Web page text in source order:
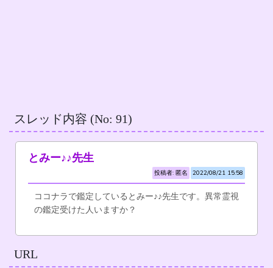
スレッド内容 (No: 91)
とみー♪♪先生
投稿者: 匿名 2022/08/21 15:58
ココナラで鑑定しているとみー♪♪先生です。異常霊視
の鑑定受けた人いますか？
URL